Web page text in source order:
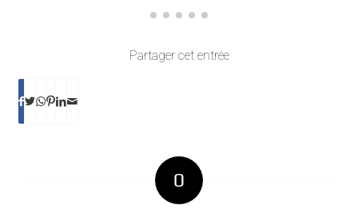
Partager cet entrée
0